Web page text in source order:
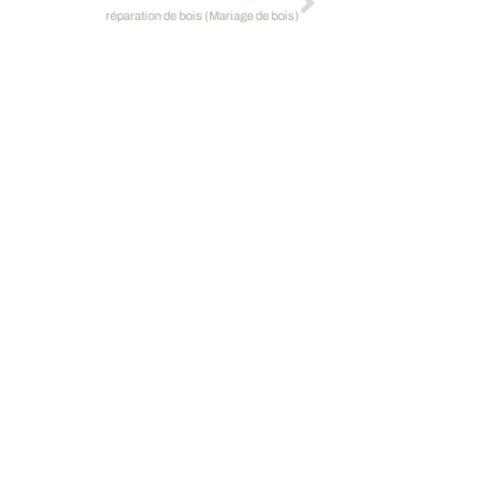
réparation de bois (Mariage de bois)